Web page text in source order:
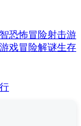
恐怖冒险射击游
戏冒险解谜生存